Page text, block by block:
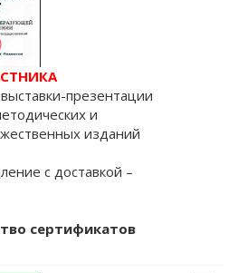
презентации
и
изданий
с доставкой –
сертификатов